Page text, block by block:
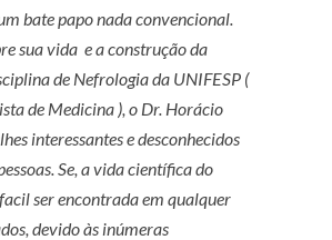
bate papo nada convencional.
sua vida e a construção da
de Nefrologia da UNIFESP (
de Medicina ), o Dr. Horácio
interessantes e desconhecidos
Se, a vida científica do
ser encontrada em qualquer
devido às inúmeras